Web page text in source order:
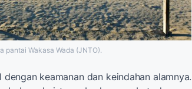
pantai Wakasa Wada (JNTO).
dengan keamanan dan keindahan alamnya.